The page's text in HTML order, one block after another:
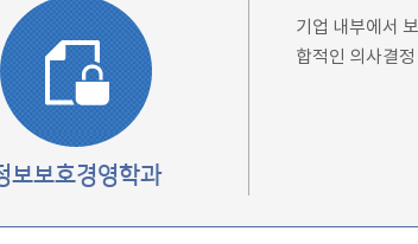
보보호경영학과
기업 내부에서
합적인 의사결